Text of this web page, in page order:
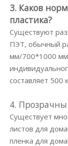
3. Каков
пластика?
Существуют
ПЭТ, обычный
мм/700*1000
составляет 500
4.
Существует
листов для
пленка для